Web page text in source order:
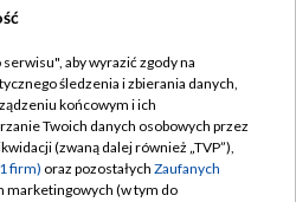
TVP
TVP
prywatności
aby wyrazić zgody na
śledzenia i zbierania danych,
końcowym i ich
Twoich danych osobowych przez
(zwaną dalej również „TVP”),
firm) oraz pozostałych Zaufanych
marketingowych (w tym do